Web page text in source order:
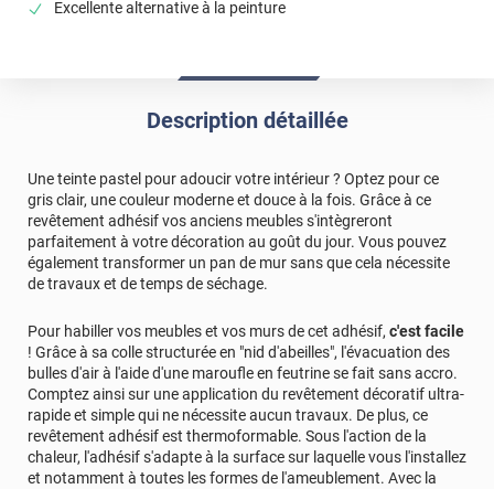
Excellente alternative à la peinture
Description détaillée
Une teinte pastel pour adoucir votre intérieur ? Optez pour ce
gris clair, une couleur moderne et douce à la fois. Grâce à ce
revêtement adhésif vos anciens meubles s'intègreront
parfaitement à votre décoration au goût du jour. Vous pouvez
également transformer un pan de mur sans que cela nécessite
de travaux et de temps de séchage.
Pour habiller vos meubles et vos murs de cet adhésif, c'est facile
! Grâce à sa colle structurée en "nid d'abeilles", l'évacuation des
bulles d'air à l'aide d'une maroufle en feutrine se fait sans accro.
Comptez ainsi sur une application du revêtement décoratif ultra-
rapide et simple qui ne nécessite aucun travaux. De plus, ce
revêtement adhésif est thermoformable. Sous l'action de la
chaleur, l'adhésif s'adapte à la surface sur laquelle vous l'installez
et notamment à toutes les formes de l'ameublement. Avec la